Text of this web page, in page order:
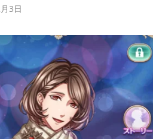
3日